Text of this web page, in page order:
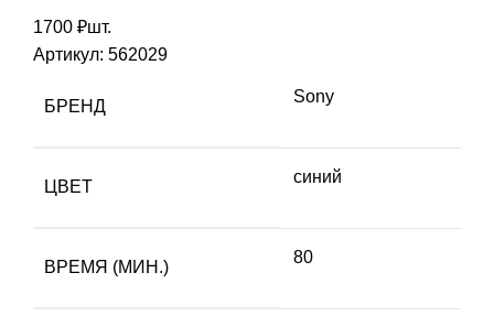
1700 ₽шт.
Артикул: 562029
БРЕНД
Sony
ЦВЕТ
синий
ВРЕМЯ (МИН.)
80